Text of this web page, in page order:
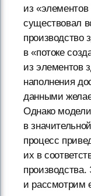
из «элементов
существовал
производство
в «потоке
из элементов
наполнения
данными
Однако
в
процесс
их в
производства.
и рассмотрим